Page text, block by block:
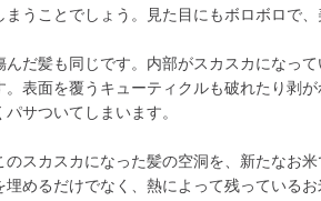
まうことでしょう。見た目にもボロボロで
んだ髪も同じです。内部がスカスカになっ
。表面を覆うキューティクルも破れたり剥
パサついてしまいます。
のスカスカになった髪の空洞を、新たなお
埋めるだけでなく、熱によって残っている